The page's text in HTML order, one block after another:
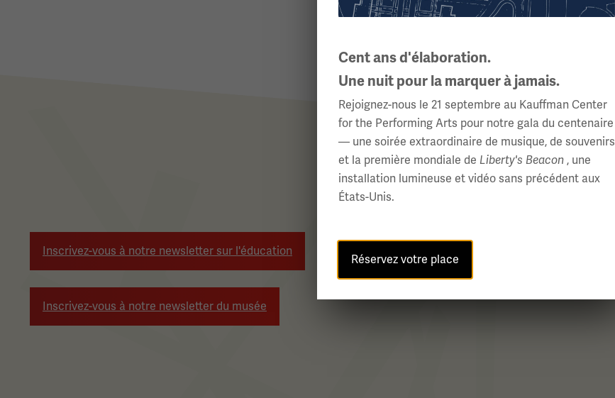
Inscrivez-vous à notre newsletter sur l'éducation
Inscrivez-vous à notre newsletter du musée
Cent ans d'élaboration.
Une nuit pour la marquer à jamais.
Rejoignez-nous le 21 septembre au Kauffman Center
for the Performing Arts pour notre gala du centenaire
— une soirée extraordinaire de musique, de souvenirs
et la première mondiale de Liberty's Beacon , une
installation lumineuse et vidéo sans précédent aux
États-Unis.
Réservez votre place